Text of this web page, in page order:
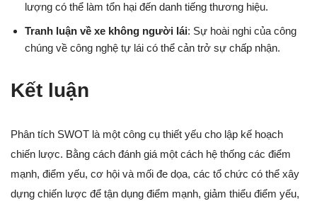
lượng có thể làm tổn hại đến danh tiếng thương hiệu.
Tranh luận về xe không người lái: Sự hoài nghi của công
chúng về công nghệ tự lái có thể cản trở sự chấp nhận.
Kết luận
Phân tích SWOT là một công cụ thiết yếu cho lập kế hoạch
chiến lược. Bằng cách đánh giá một cách hệ thống các điểm
mạnh, điểm yếu, cơ hội và mối đe dọa, các tổ chức có thể xây
dựng chiến lược để tận dụng điểm mạnh, giảm thiểu điểm yếu,